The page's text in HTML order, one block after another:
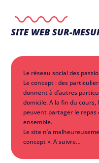
SITE WEB SUR-
Le réseau social des
Le concept : des
donnent à d’autres
domicile. A la fin du
peuvent partager le repas
ensemble.
Le site n’a
concept ». A suivre…